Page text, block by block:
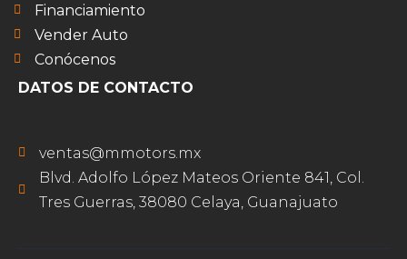
Financiamiento
Vender Auto
Conócenos
DATOS DE CONTACTO
ventas@mmotors.mx
Blvd. Adolfo López Mateos Oriente 841, Col.
Tres Guerras, 38080 Celaya, Guanajuato